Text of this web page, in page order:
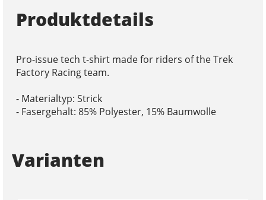
Produktdetails
Pro-issue tech t-shirt made for riders of the Trek
Factory Racing team.
- Materialtyp: Strick
- Fasergehalt: 85% Polyester, 15% Baumwolle
Varianten